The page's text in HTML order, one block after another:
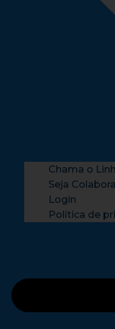
Chama o
Seja
Login
Política de